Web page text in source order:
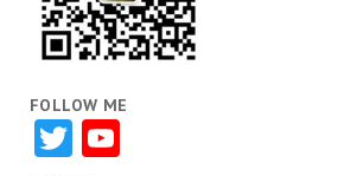
FOLLOW ME
TwitterYouTube